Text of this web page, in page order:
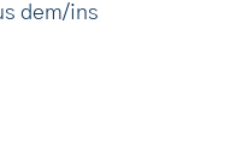
dem/ins